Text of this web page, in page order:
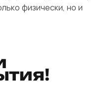
физически, но и